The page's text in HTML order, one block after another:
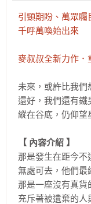
引頸期盼、萬眾矚
千呼萬喚始出來
麥叔叔全新力作．
未來，或許比我
還好，我們還有鐵
縱在谷底，仍仰望
【 內容介紹 】
那是發生在距今不
無處可去，他們
那是一座沒有真
充斥著被遺棄的